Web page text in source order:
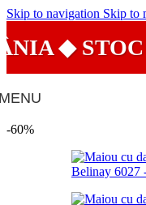
Skip to navigation Skip to
◆ STOC
-60%